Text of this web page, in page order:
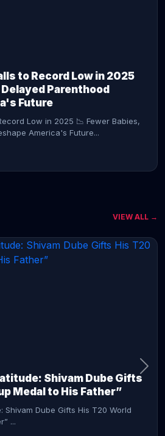
to Record Low in 2025
Parenthood
Future
Low in 2025 📉 Fewer Babies,
America's Future...
VIEW ALL →
Shivam Dube Gifts
Medal to His Father”
Shivam Dube Gifts His T20 World
...